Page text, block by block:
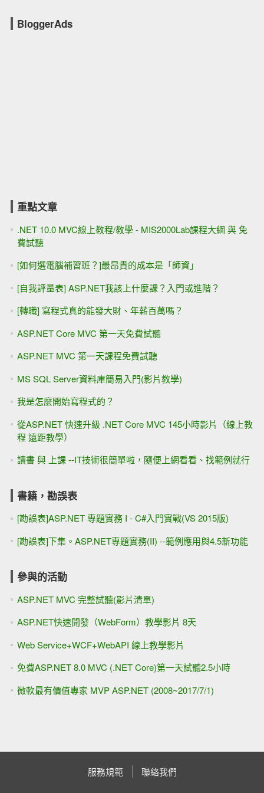
BloggerAds
重點文章
.NET 10.0 MVC線上教程/教學 - MIS2000Lab課程大綱 與 免
費試聽
[如何選電腦補習班？]最昂貴的成本是「師資」
[自我評量表] ASP.NET我該上什麼課？入門或進階？
[轉職] 寫程式真的能發大財、年薪百萬嗎？
ASP.NET Core MVC 第一天免費試聽
ASP.NET MVC 第一天課程免費試聽
MS SQL Server資料庫簡易入門(影片教學)
我是怎麼開始寫程式的？
從ASP.NET 快速升級 .NET Core MVC 145小時影片（線上教
程 遠距教學）
讀書 與 上課 --IT技術很簡單啦，隨便上網看看、找範例就行
書籍，勘誤表
[勘誤表]ASP.NET 專題實務 I - C#入門實戰(VS 2015版)
[勘誤表]下集。ASP.NET專題實務(II) --範例應用與4.5新功能
參與的活動
ASP.NET MVC 完整試聽(影片清單)
ASP.NET快速開發（WebForm）教學影片 8天
Web Service+WCF+WebAPI 線上教學影片
免費ASP.NET 8.0 MVC (.NET Core)第一天試聽2.5小時
微軟最有價值專家 MVP ASP.NET (2008~2017/7/1)
服務規範 聯絡我們